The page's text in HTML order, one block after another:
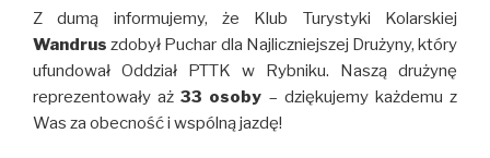
Z dumą informujemy, że Klub Turystyki Kolarskiej
Wandrus zdobył Puchar dla Najliczniejszej Drużyny, który
ufundował Oddział PTTK w Rybniku. Naszą drużynę
reprezentowały aż33 osoby – dziękujemy każdemu z
Was za obecność i wspólną jazdę!